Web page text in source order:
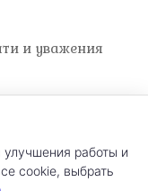
и уважения
работы и
cookie, выбрать